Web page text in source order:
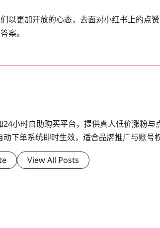
以更加开放的心态，去面对小红书上的点
案。
24小时自助购买平台，提供真人低价涨粉
下单系统即时生效，适合品牌推广与账号
View All Posts